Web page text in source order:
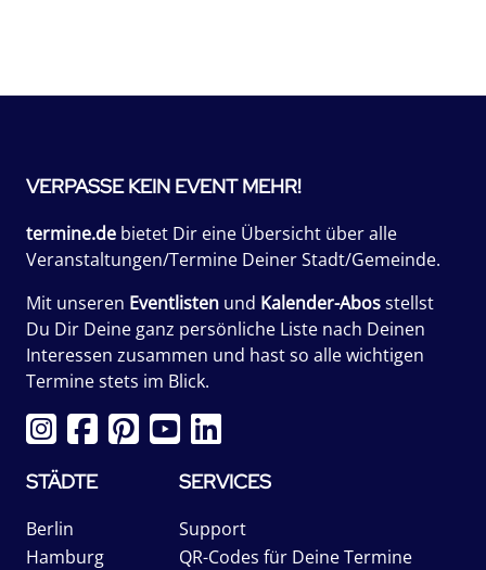
VERPASSE KEIN EVENT MEHR!
termine.de bietet Dir eine Übersicht über alle
Veranstaltungen/Termine Deiner Stadt/Gemeinde.
Mit unseren Eventlisten und Kalender-Abosstellst
Du Dir Deine ganz persönliche Liste nach Deinen
Interessen zusammen und hast so alle wichtigen
Termine stets im Blick.
STÄDTE
Berlin
Hamburg
SERVICES
Support
QR-Codes für Deine Termine